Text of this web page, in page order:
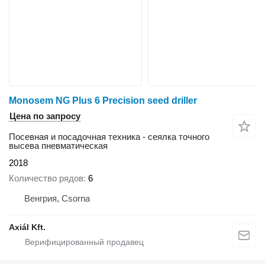
Monosem NG Plus 6 Precision seed driller
Цена по запросу
Посевная и посадочная техника - сеялка точного
высева пневматическая
2018
Количество рядов 6
Венгрия, Csorna
Axiál Kft.